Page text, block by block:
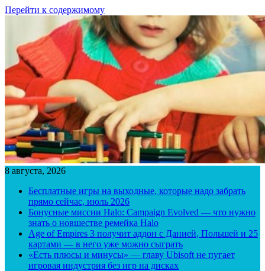
Перейти к содержимому
8 августа, 2026
Бесплатные игры на выходные, которые надо забрать
прямо сейчас, июль 2026
Бонусные миссии Halo: Campaign Evolved — что нужно
знать о новшестве ремейка Halo
Age of Empires 3 получит аддон с Данией, Польшей и 25
картами — в него уже можно сыграть
«Есть плюсы и минусы» — главу Ubisoft не пугает
игровая индустрия без игр на дисках